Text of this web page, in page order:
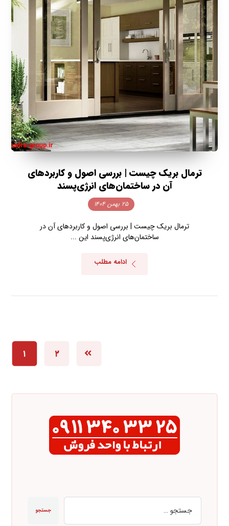
ترمال بریک چیست | بررسی اصول و کاربردهای
آن در ساختمان‌های انرژی‌پسند
۲۵ بهمن ۱۴۰۴
ترمال بریک چیست | بررسی اصول و کاربردهای آن در
ساختمان‌های انرژی‌پسند این ...
ادامه مطلب
۱ ۲
جستجو